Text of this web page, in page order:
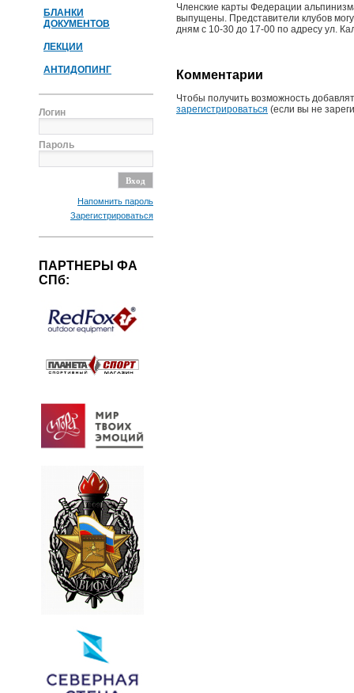
БЛАНКИ
ДОКУМЕНТОВ
ЛЕКЦИИ
АНТИДОПИНГ
Логин
Пароль
Напомнить пароль
Зарегистрироваться
ПАРТНЕРЫ ФА
СПб:
Членские карты Федерации
выпущены. Представители клубов
дням с 10-30 до 17-00 по адресу ул.
Комментарии
Чтобы получить возможность
зарегистрироваться (если вы не